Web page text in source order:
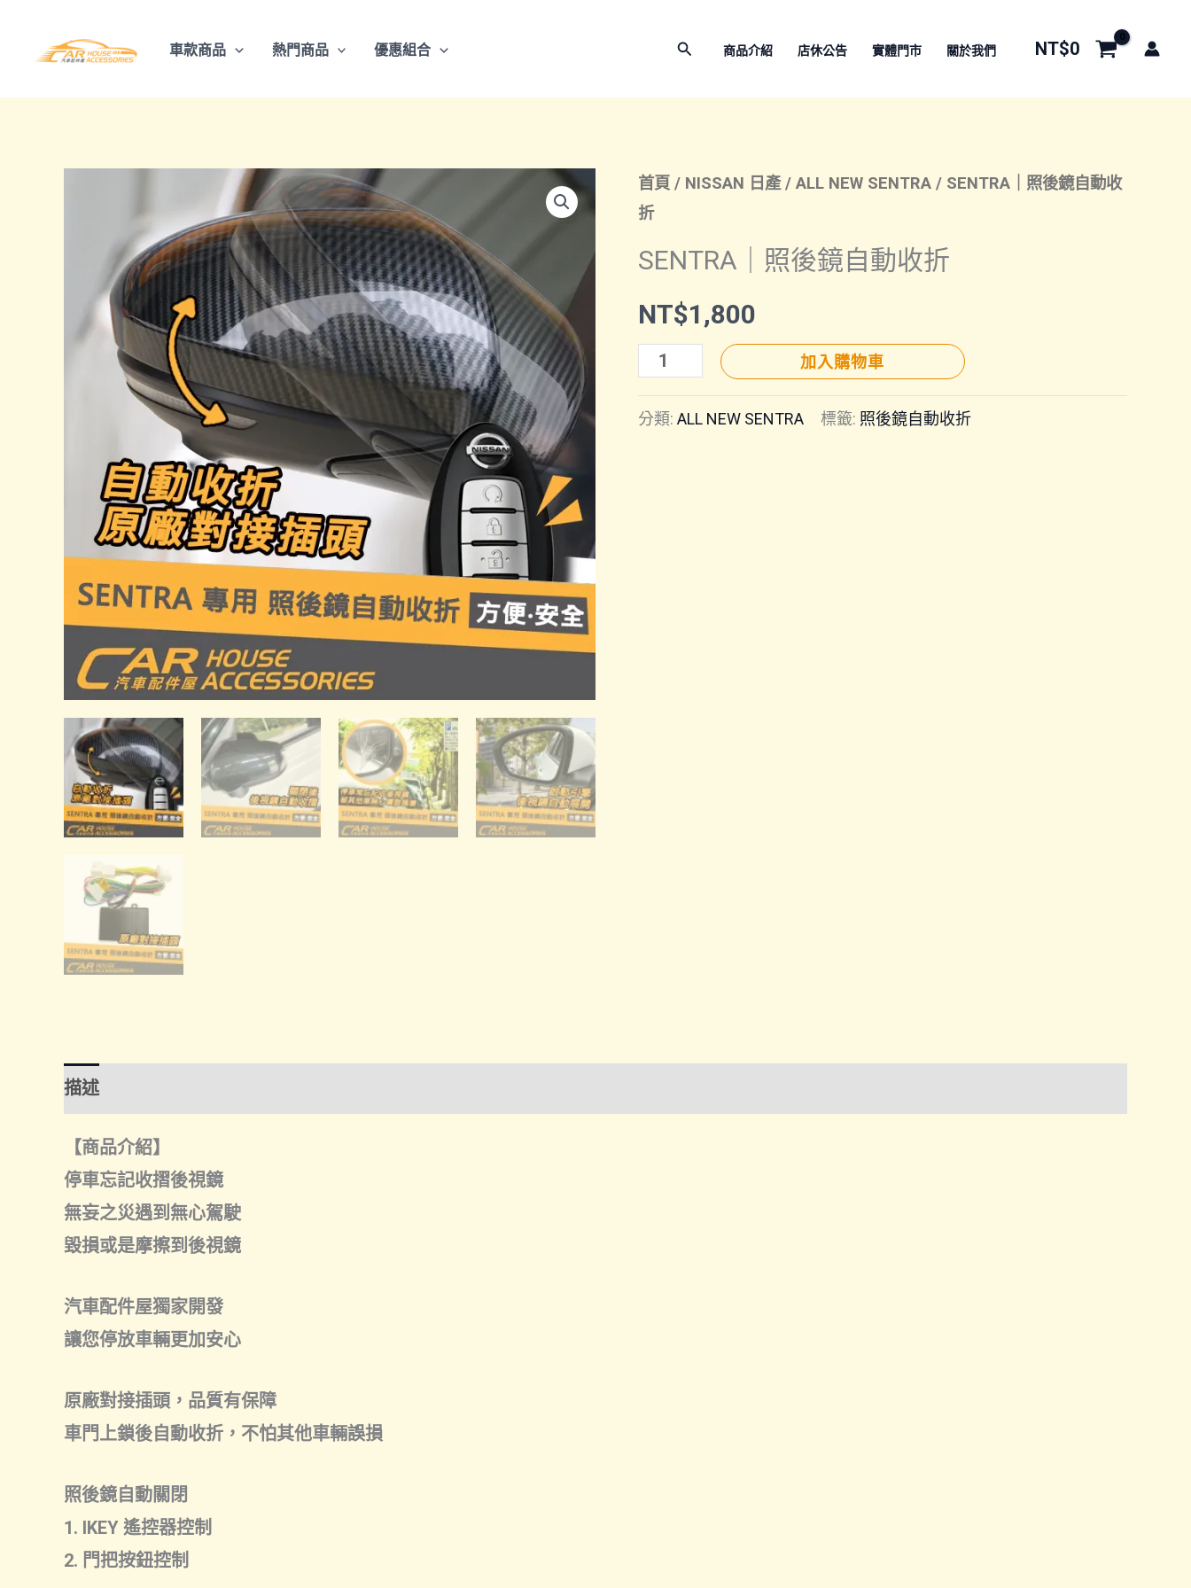
車款商品 熱門商品 優惠組合
搜
商品介紹 店休公告 實體門市 關於我們 NT$0
首頁 / NISSAN 日產 / ALL NEW SENTRA / SENTRA｜照後鏡自動收
折
SENTRA｜照後鏡自動收折
NT$1,800
SENTRA
｜
照
加入購物車
分類: ALL NEW SENTRA 標籤: 照後鏡自動收折
描述
【商品介紹】
停車忘記收摺後視鏡
無妄之災遇到無心駕駛
毀損或是摩擦到後視鏡
汽車配件屋獨家開發
讓您停放車輛更加安心
原廠對接插頭，品質有保障
車門上鎖後自動收折，不怕其他車輛誤損
照後鏡自動關閉
1. IKEY 遙控器控制
2. 門把按鈕控制